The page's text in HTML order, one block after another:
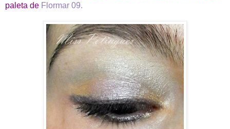
paleta de Flormar 09.